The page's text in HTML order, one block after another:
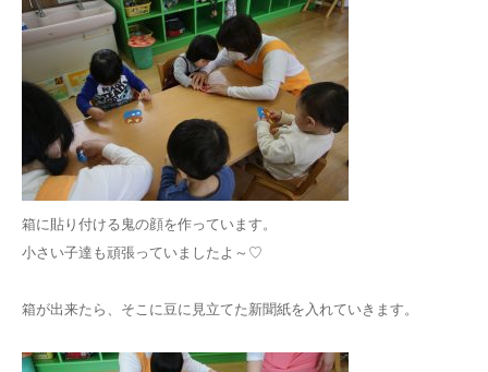
箱に貼り付ける鬼の顔を作っています。
小さい子達も頑張っていましたよ～♡
箱が出来たら、そこに豆に見立てた新聞紙を入れていきます。